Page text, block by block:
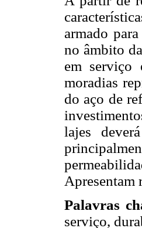
armado
no âmbito da
em serviço
moradias
do aço de
lajes
Apresentam
Palavras
serviço,